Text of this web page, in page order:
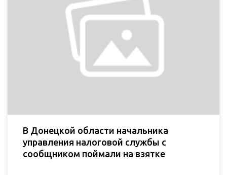
В Донецкой области начальника
управления налоговой службы с
сообщником поймали на взятке